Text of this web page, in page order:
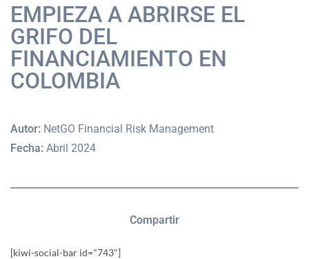
EMPIEZA A ABRIRSE EL
GRIFO DEL
FINANCIAMIENTO EN
COLOMBIA
Autor: NetGO Financial Risk Management
Fecha: Abril 2024
Compartir
[kiwi-social-bar id="743"]